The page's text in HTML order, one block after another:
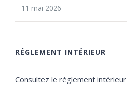
11 mai 2026
RÉGLEMENT INTÉRIEUR
Consultez le règlement intérieur